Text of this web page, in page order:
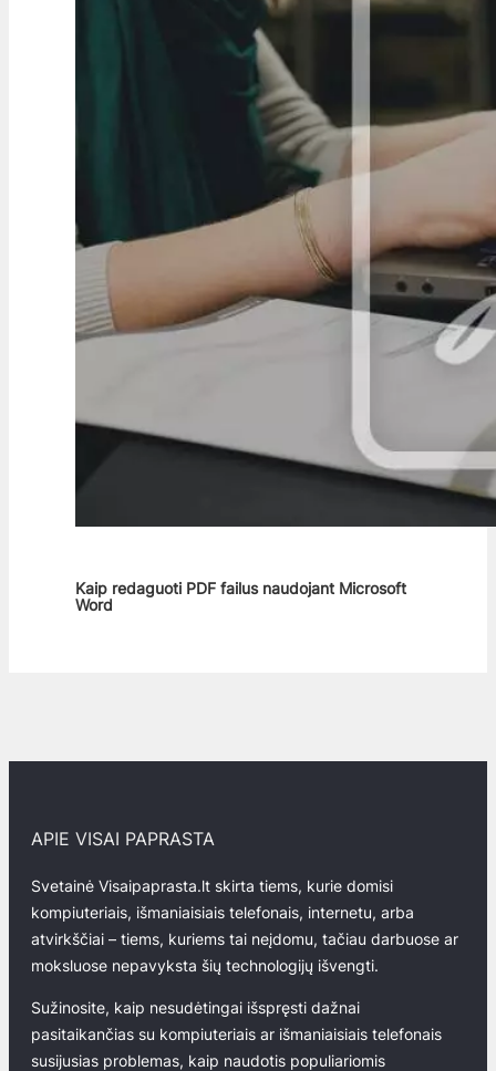
Kaip redaguoti PDF failus naudojant Microsoft
Word
APIE VISAI PAPRASTA
Svetainė Visaipaprasta.lt skirta tiems, kurie domisi
kompiuteriais, išmaniaisiais telefonais, internetu, arba
atvirkščiai – tiems, kuriems tai neįdomu, tačiau darbuose ar
moksluose nepavyksta šių technologijų išvengti.
Sužinosite, kaip nesudėtingai išspręsti dažnai
pasitaikančias su kompiuteriais ar išmaniaisiais telefonais
susijusias problemas, kaip naudotis populiariomis